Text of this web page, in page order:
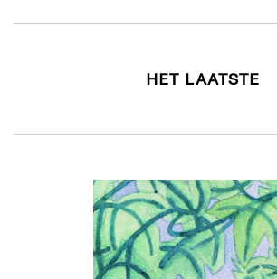
HET LAATSTE